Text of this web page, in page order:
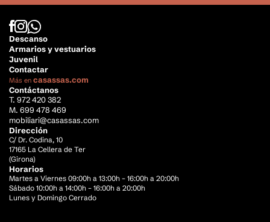
Descanso
Armarios y vestuarios
Juvenil
Contactar
Más en casassas.com
Contáctanos
T. 972 420 382
M. 699 478 469
mobiliari@casassas.com
Dirección
C/ Dr. Codina, 10
17165 La Cellera de Ter
(Girona)
Horarios
Martes a Viernes 09:00h a 13:00h – 16:00h a 20:00h
Sábado 10:00h a 14:00h – 16:00h a 20:00h
Lunes y Domingo Cerrado